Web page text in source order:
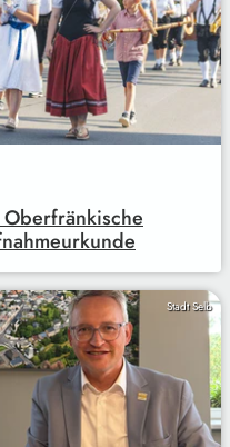
Stadt Selb